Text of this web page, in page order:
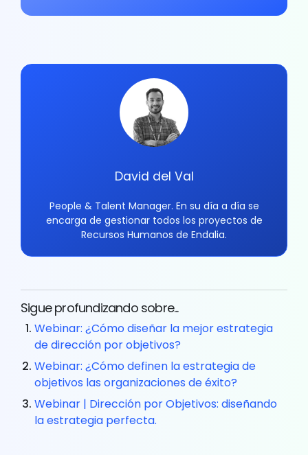
David del Val
People & Talent Manager. En su día a día se
encarga de gestionar todos los proyectos de
Recursos Humanos de Endalia.
Sigue profundizando sobre...
Webinar: ¿Cómo diseñar la mejor estrategia
de dirección por objetivos?
Webinar: ¿Cómo definen la estrategia de
objetivos las organizaciones de éxito?
Webinar | Dirección por Objetivos: diseñando
la estrategia perfecta.